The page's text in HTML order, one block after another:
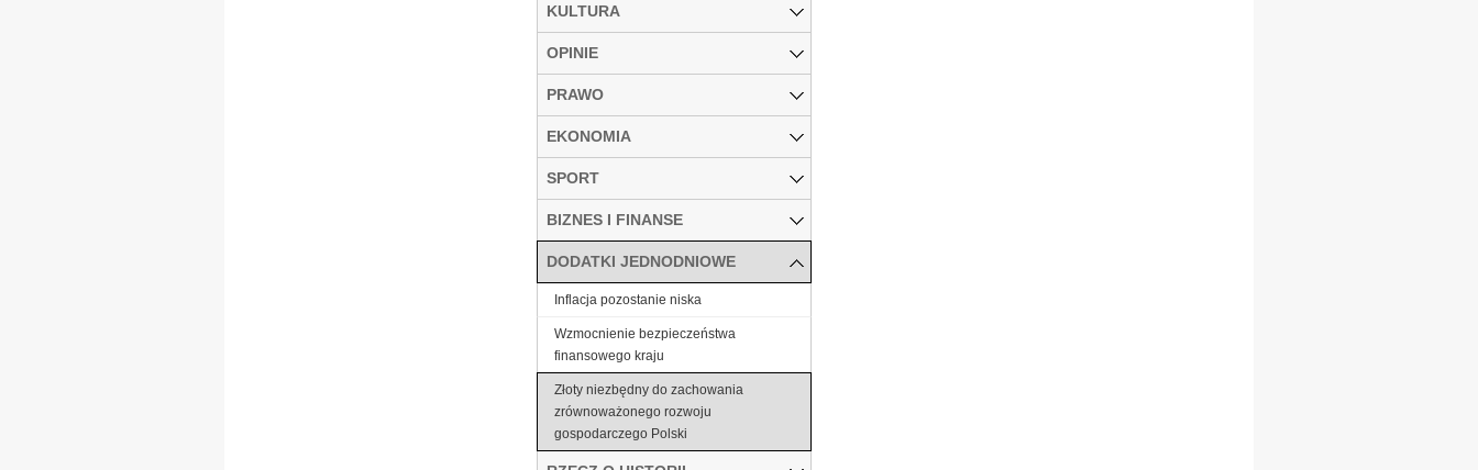
KULTURA
OPINIE
PRAWO
EKONOMIA
SPORT
BIZNES I FINANSE
DODATKI JEDNODNIOWE
Inflacja pozostanie niska
Wzmocnienie bezpieczeństwa
finansowego kraju
Złoty niezbędny do zachowania
zrównoważonego rozwoju
gospodarczego Polski